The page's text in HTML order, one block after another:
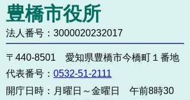
豊橋市役所
法人番号：3000020232017
〒440-8501 愛知県豊橋市今橋町１番地
代表番号： 0532-51-2111
開庁日時： 月曜日～金曜日 午前8時30